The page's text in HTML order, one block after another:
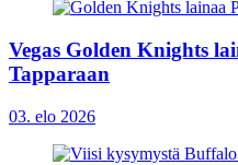
Vegas Golden Knights
Tapparaan
03. elo 2026